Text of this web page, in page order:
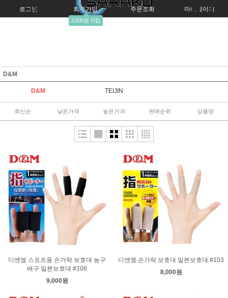
로그인 회원가입
3,000원 적립
주문조회 마이페이지
D&M
D&M TEIJIN
최신순 낮은가격 높은가격 판매순위 상품명
디앤엠 스포츠용 손가락 보호대 농구
배구 일본보호대 #106
9,000원
디앤엠 손가락 보호대 일본보호대 #103
8,000원